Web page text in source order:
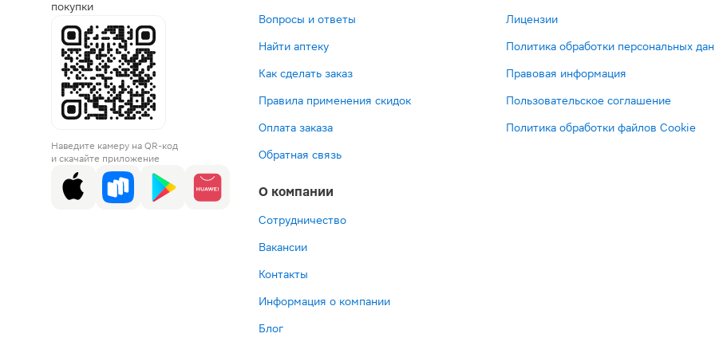
покупки
Наведите камеру на QR-код
и скачайте приложение
Вопросы и ответы
Найти аптеку
Как сделать заказ
Правила применения скидок
Оплата заказа
Обратная связь
О компании
Сотрудничество
Вакансии
Контакты
Информация о компании
Блог
Лицензии
Политика обработки персональных
Правовая информация
Пользовательское соглашение
Политика обработки файлов Cookie